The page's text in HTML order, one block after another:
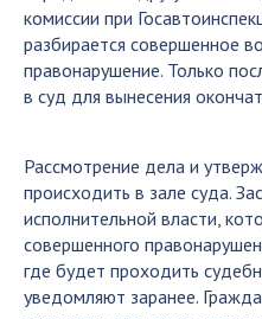
комиссии при
разбирается совершенное
правонарушение. Только
в суд для вынесения
Рассмотрение дела и
происходить в зале суда.
исполнительной власти,
совершенного
где будет проходить
уведомляют заранее.